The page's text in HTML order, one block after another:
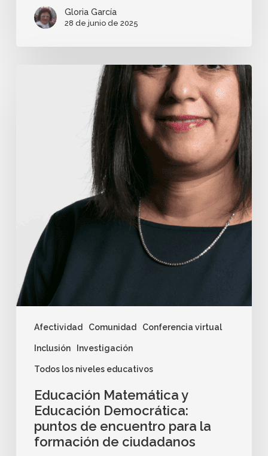
Gloria García
28 de junio de 2025
Afectividad Comunidad Conferencia virtual
Inclusión Investigación
Todos los niveles educativos
Educación Matemática y
Educación Democrática:
puntos de encuentro para la
formación de ciudadanos